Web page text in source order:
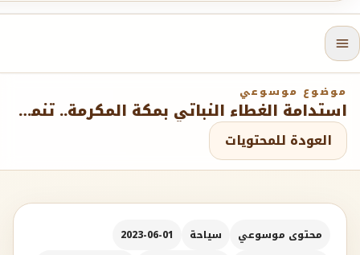
موضوع موسوعي
استدامة الغطاء النباتي بمكة المكرمة.. تنمية سياحية تعزز من إعلاء القيمة الاسمية لجودة الحياة
العودة للمحتويات
محتوى موسوعي سياحة
2023-06-01